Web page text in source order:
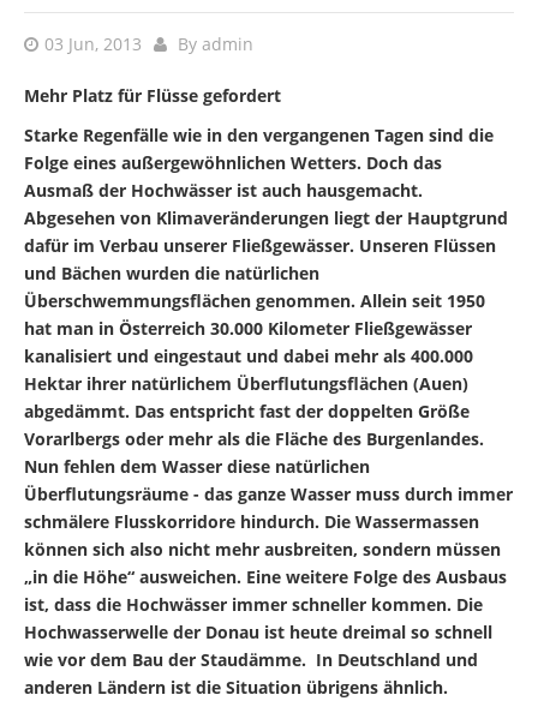
03 Jun, 2013 By admin
Mehr Platz für Flüsse gefordert
Starke Regenfälle wie in den vergangenen Tagen sind die
Folge eines außergewöhnlichen Wetters. Doch das
Ausmaß der Hochwässer ist auch hausgemacht.
Abgesehen von Klimaveränderungen liegt der Hauptgrund
dafür im Verbau unserer Fließgewässer. Unseren Flüssen
und Bächen wurden die natürlichen
Überschwemmungsflächen genommen. Allein seit 1950
hat man in Österreich 30.000 Kilometer Fließgewässer
kanalisiert und eingestaut und dabei mehr als 400.000
Hektar ihrer natürlichem Überflutungsflächen (Auen)
abgedämmt. Das entspricht fast der doppelten Größe
Vorarlbergs oder mehr als die Fläche des Burgenlandes.
Nun fehlen dem Wasser diese natürlichen
Überflutungsräume - das ganze Wasser muss durch immer
schmälere Flusskorridore hindurch. Die Wassermassen
können sich also nicht mehr ausbreiten, sondern müssen
„in die Höhe“ ausweichen. Eine weitere Folge des Ausbaus
ist, dass die Hochwässer immer schneller kommen. Die
Hochwasserwelle der Donau ist heute dreimal so schnell
wie vor dem Bau der Staudämme. In Deutschland und
anderen Ländern ist die Situation übrigens ähnlich.